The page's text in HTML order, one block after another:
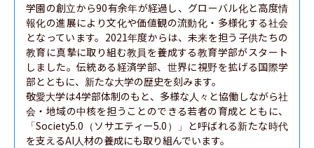
学園の創立から90有余年が経過し、グローバル化と高度情
報化の進展により文化や価値観の流動化・多様化する社会
となっています。2021年度からは、未来を担う子供たちの
教育に真摯に取り組む教員を養成する教育学部がスタート
しました。伝統ある経済学部、世界に視野を拡げる国際学
部とともに、新たな大学の歴史を刻みます。
敬愛大学は4学部体制のもと、多様な人々と協働しながら社
会・地域の中核を担うことのできる若者の育成とともに、
「Society5.0（ソサエティー5.0）」と呼ばれる新たな時代
を支えるAI人材の養成にも取り組んでいます。